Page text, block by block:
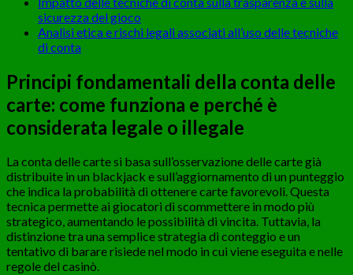
sicurezza del gioco
Analisi etica e rischi legali associati all’uso delle tecniche
di conta
Principi fondamentali della conta delle
carte: come funziona e perché è
considerata legale o illegale
La conta delle carte si basa sull’osservazione delle carte già
distribuite in un blackjack e sull’aggiornamento di un punteggio
che indica la probabilità di ottenere carte favorevoli. Questa
tecnica permette ai giocatori di scommettere in modo più
strategico, aumentando le possibilità di vincita. Tuttavia, la
distinzione tra una semplice strategia di conteggio e un
tentativo di barare risiede nel modo in cui viene eseguita e nelle
regole del casinò.